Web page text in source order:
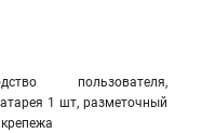
пользователя,
1 шт, разметочный